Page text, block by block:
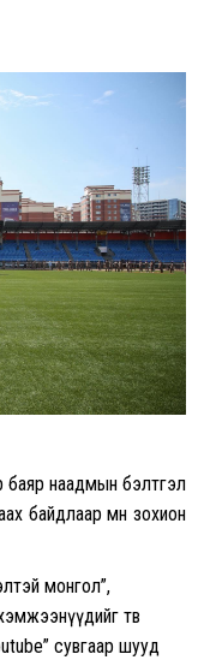
наадмын бэлтгэл
байдлаар мөн зохион
монгол”,
төв
сувгаар шууд